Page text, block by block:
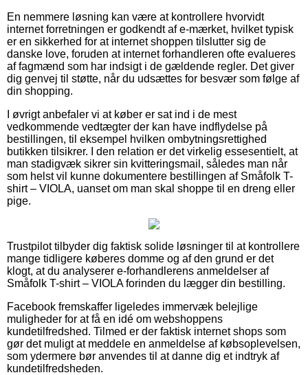
En nemmere løsning kan være at kontrollere hvorvidt
internet forretningen er godkendt af e-mærket, hvilket typisk
er en sikkerhed for at internet shoppen tilslutter sig de
danske love, foruden at internet forhandleren ofte evalueres
af fagmænd som har indsigt i de gældende regler. Det giver
dig genvej til støtte, når du udsættes for besvær som følge af
din shopping.
I øvrigt anbefaler vi at køber er sat ind i de mest
vedkommende vedtægter der kan have indflydelse på
bestillingen, til eksempel hvilken ombytningsrettighed
butikken tilsikrer. I den relation er det virkelig essesentielt, at
man stadigvæk sikrer sin kvitteringsmail, således man når
som helst vil kunne dokumentere bestillingen af Småfolk T-
shirt – VIOLA, uanset om man skal shoppe til en dreng eller
pige.
Trustpilot tilbyder dig faktisk solide løsninger til at kontrollere
mange tidligere køberes domme og af den grund er det
klogt, at du analyserer e-forhandlerens anmeldelser af
Småfolk T-shirt – VIOLA forinden du lægger din bestilling.
Facebook fremskaffer ligeledes immervæk belejlige
muligheder for at få en idé om webshoppens
kundetilfredshed. Tilmed er der faktisk internet shops som
gør det muligt at meddele en anmeldelse af købsoplevelsen,
som ydermere bør anvendes til at danne dig et indtryk af
kundetilfredsheden.